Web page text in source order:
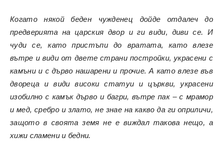
Когато някой беден чужденец дойде отдалеч до
предверията на царския двор и ги види, диви се. И
чуди се, като пристъпи до вратата, като влезе
вътре и види от двете страни постройки, украсени с
камъни и с дърво нашарени и прочие. А като влезе във
двореца и види високи статуи и църкви, украсени
изобилно с камък дърво и багри, вътре пак – с мрамор
и мед, сребро и злато, не знае на какво да ги оприличи,
защото в своята земя не е виждал такова нещо, а
хижи сламени и бедни.